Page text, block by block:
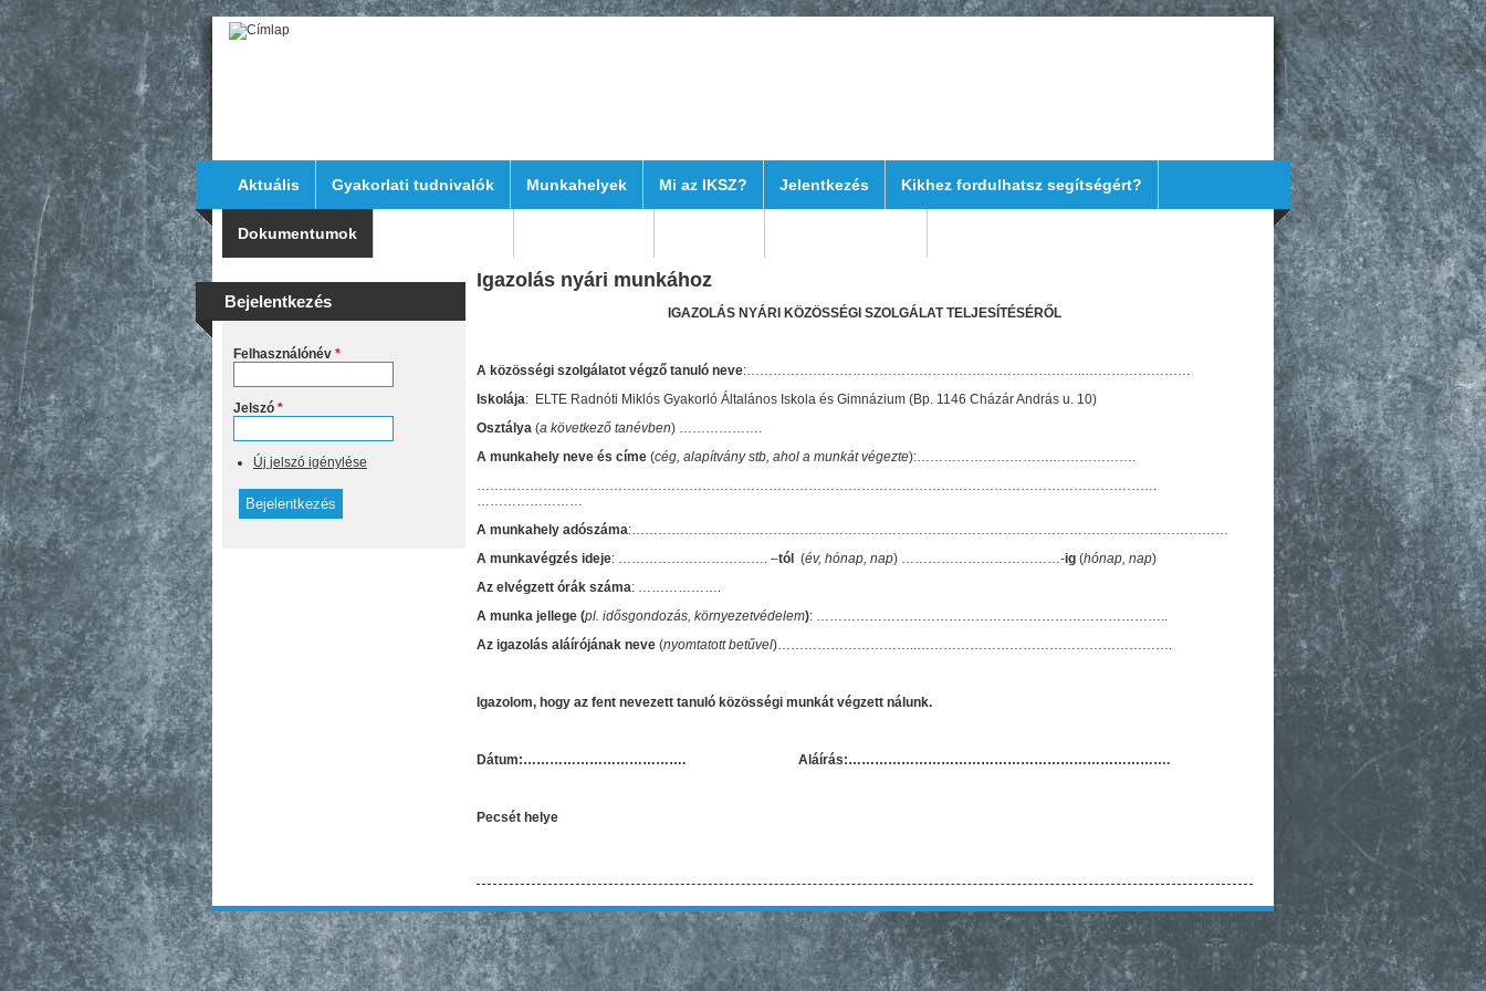
Ugrás a tartalomra
Aktuális Gyakorlati tudnivalók Munkahelyek Mi az IKSZ? Jelentkezés Kikhez fordulhatsz segítségért?
Dokumentumok
Bejelentkezés
Felhasználónév *
Jelszó *
Új jelszó igénylése
Igazolás nyári munkához
IGAZOLÁS NYÁRI KÖZÖSSÉGI SZOLGÁLAT TELJESÍTÉSÉRŐL
A közösségi szolgálatot végző tanuló neve:…………………………………………………………………..……………………
Iskolája: ELTE Radnóti Miklós Gyakorló Általános Iskola és Gimnázium (Bp. 1146 Cházár András u. 10)
Osztálya (a következő tanévben) ……………….
A munkahely neve és címe (cég, alapítvány stb, ahol a munkát végezte):………………………….……………….
……………………………………………………………………………………………………………………………………….
……………………
A munkahely adószáma:………………………………………………………………………………………………………………………
A munkavégzés ideje: ……………………………. –tól (év, hónap, nap) ………………………………-ig (hónap, nap)
Az elvégzett órák száma: ……………….
A munka jellege (pl. idősgondozás, környezetvédelem): ……………………………………………………………………..
Az igazolás aláírójának neve (nyomtatott betűvel)…………………………..………………………………………………….
Igazolom, hogy az fent nevezett tanuló közösségi munkát végzett nálunk.
Dátum:………………………………. Aláírás:……………………………………………………………….
Pecsét helye